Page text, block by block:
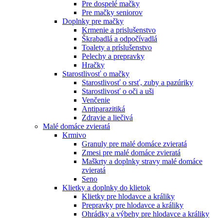
Pre dospelé mačky
Pre mačky seniorov
Doplnky pre mačky
Krmenie a prislušenstvo
Škrabadlá a odpočívadlá
Toalety а príslušenstvo
Pelechy a prepravky
Hračky
Starostlivosť o mačky
Starostlivosť o srsť, zuby a pazúriky
Starostlivosť o oči a uši
Venčenie
Antiparazitiká
Zdravie a liečivá
Malé domáce zvieratá
Krmivo
Granuly pre malé domáce zvieratá
Zmesi pre malé domáce zvieratá
Maškrty a doplnky stravy malé domáce
zvieratá
Seno
Klietky a doplnky do klietok
Klietky pre hlodavce a králiky
Prepravky pre hlodavce a králiky
Ohrádky a výbehy pre hlodavce a králiky